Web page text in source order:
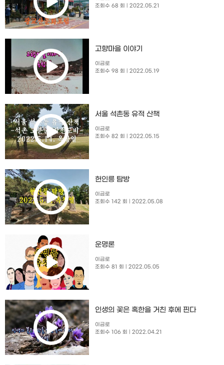
조회수 68 회
| 2022.05.21
고향마을 이야기
이금로
조회수 98 회
| 2022.05.19
서울 석촌동 유적 산책
이금로
조회수 82 회
| 2022.05.15
헌인릉 탐방
이금로
조회수 142 회
| 2022.05.08
운명론
이금로
조회수 81 회
| 2022.05.05
인생의 꽃은 혹한을 거친 후에 핀다
이금로
조회수 106 회
| 2022.04.21